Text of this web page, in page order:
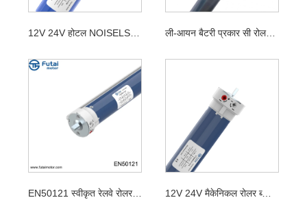
12V 24V होटल NOISELSES 38 मिमी रोलर ब्लाइंड्स मोटर ली-आयन बैटरी प्रकार सी रोलर शेड्स ट्यूबलर मोटर
EN50121 स्वीकृत रेलवे रोलर ब्लाइंड्स मोटर 12V 24V मैकेनिकल रोलर ब्लाइंड्स मोटर